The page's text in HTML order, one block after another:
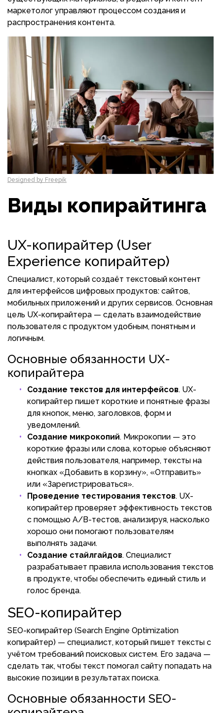
маркетолог управляют процессом создания и
распространения контента.
Designed by Freepik
Виды копирайтинга
UX-копирайтер (User
Experience копирайтер)
Специалист, который создаёт текстовый контент
для интерфейсов цифровых продуктов: сайтов,
мобильных приложений и других сервисов. Основная
цель UX-копирайтера — сделать взаимодействие
пользователя с продуктом удобным, понятным и
логичным.
Основные обязанности UX-
копирайтера
Создание текстов для интерфейсов. UX-
копирайтер пишет короткие и понятные фразы
для кнопок, меню, заголовков, форм и
уведомлений.
Создание микрокопий. Микрокопии — это
короткие фразы или слова, которые объясняют
действия пользователя, например, тексты на
кнопках «Добавить в корзину», «Отправить»
или «Зарегистрироваться».
Проведение тестирования текстов. UX-
копирайтер проверяет эффективность текстов
с помощью A/B-тестов, анализируя, насколько
хорошо они помогают пользователям
выполнять задачи.
Создание стайлгайдов. Специалист
разрабатывает правила использования текстов
в продукте, чтобы обеспечить единый стиль и
голос бренда.
SEO-копирайтер
SEO-копирайтер (Search Engine Optimization
копирайтер) — специалист, который пишет тексты с
учётом требований поисковых систем. Его задача —
сделать так, чтобы текст помогал сайту попадать на
высокие позиции в результатах поиска.
Основные обязанности SEO-